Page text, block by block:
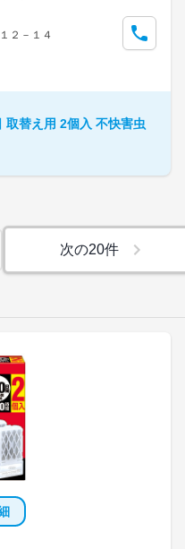
２－１４
取替え用 2個入 不快害虫
次の20件